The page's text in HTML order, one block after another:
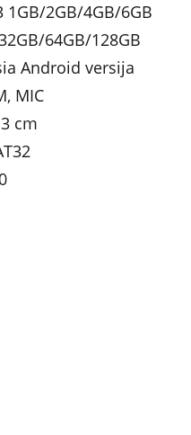
2GB/4GB/6GB
64GB/128GB
Android versija
MIC
cm